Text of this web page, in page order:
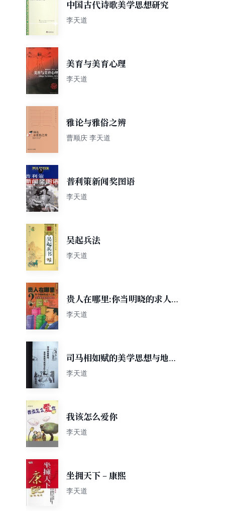
中国古代诗歌美学思想研究
李天道
美育与美育心理
李天道
雅论与雅俗之辨
曹顺庆 李天道
普利策新闻奖图语
李天道
吴起兵法
李天道
贵人在哪里:你当明晓的求人之
道 (平装)
李天道
司马相如赋的美学思想与地域
文化心态
李天道
我该怎么爱你
李天道
坐拥天下－康熙
李天道